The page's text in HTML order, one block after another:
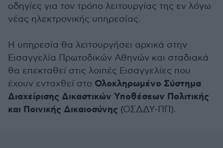
οδηγίες για τον τρόπο λειτουργίας της εν λόγω
νέας ηλεκτρονικής υπηρεσίας.
Η υπηρεσία θα λειτουργήσει αρχικά στην
Εισαγγελία Πρωτοδικών Αθηνών και σταδιακά
θα επεκταθεί στις λοιπές Εισαγγελίες που
έχουν ενταχθεί στο Ολοκληρωμένο Σύστημα
Διαχείρισης Δικαστικών Υποθέσεων Πολιτικής
και Ποινικής Δικαιοσύνης (ΟΣΔΔΥ-ΠΠ).